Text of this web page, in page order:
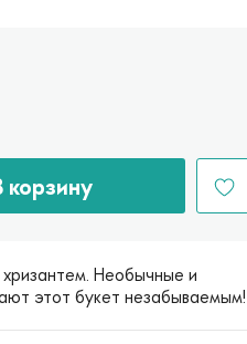
корзину
Необычные и
этот букет незабываемым!